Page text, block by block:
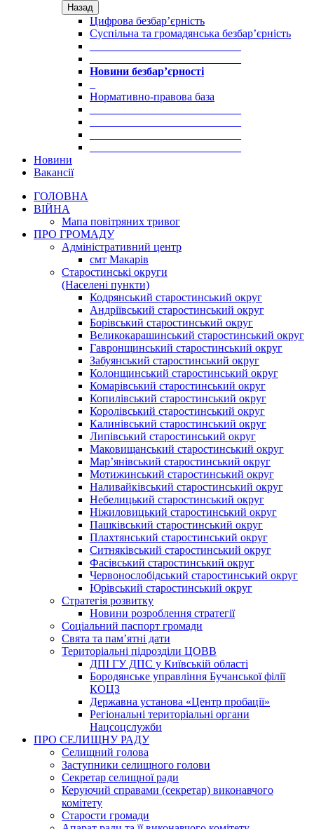
Назад
Цифрова безбар’єрність
Суспільна та громадянська безбар’єрність
Новини безбар’єрності
Нормативно-правова база
Новини
Вакансії
ГОЛОВНА
ВІЙНА
Мапа повітряних тривог
ПРО ГРОМАДУ
Aдміністративний центр
смт Макарів
Старостинські округи
(Населені пункти)
Кодрянський старостинський округ
Андріївський старостинський округ
Борівський старостинський округ
Великокарашинський старостинський округ
Гавронщинський старостинський округ
Забуянський старостинський округ
Колонщинський старостинський округ
Комарівський старостинський округ
Копилівський старостинський округ
Королівський старостинський округ
Калинівський старостинський округ
Липівський старостинський округ
Маковищанський старостинський округ
Мар’янівський старостинський округ
Мотижинський старостинський округ
Наливайківський старостинський округ
Небелицький старостинський округ
Ніжиловицький старостинський округ
Пашківський старостинський округ
Плахтянський старостинський округ
Ситняківський старостинський округ
Фасівський старостинський округ
Червонослобідський старостинський округ
Юрівський старостинський округ
Стратегія розвитку
Новини розроблення стратегії
Соціальний паспорт громади
Свята та пам’ятні дати
Територіальні підрозділи ЦОВВ
ДПІ ГУ ДПС у Київській області
Бородянське управління Бучанської філії
КОЦЗ
Державна установа «Центр пробації»
Регіональні територіальні органи
Нацсоцслужби
ПРО СЕЛИЩНУ РАДУ
Селищний голова
Заступники селищного голови
Секретар селищної ради
Керуючий справами (секретар) виконавчого
комітету
Старости громади